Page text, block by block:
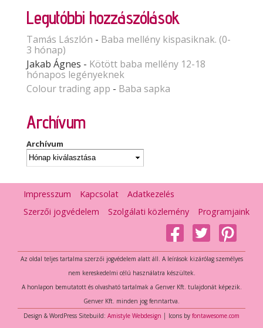
Legutóbbi hozzászólások
Tamás Lászlón - Baba mellény kispasiknak. (0-
3 hónap)
Jakab Ágnes - Kötött baba mellény 12-18
hónapos legényeknek
Colour trading app - Baba sapka
Archívum
Archívum
Impresszum Kapcsolat
Adatkezelés
Szerzői jogvédelem
Szolgálati közlemény Programjaink
Az oldal teljes tartalma szerzői jogvédelem alatt áll. A leírások kizárólag személyes
nem kereskedelmi célú használatra készültek.
A honlapon bemutatott és olvasható tartalmak a Genver Kft. tulajdonát képezik.
Genver Kft. minden jog fenntartva.
Design & WordPress Sitebuild: Amistyle Webdesign │ Icons by fontawesome.com